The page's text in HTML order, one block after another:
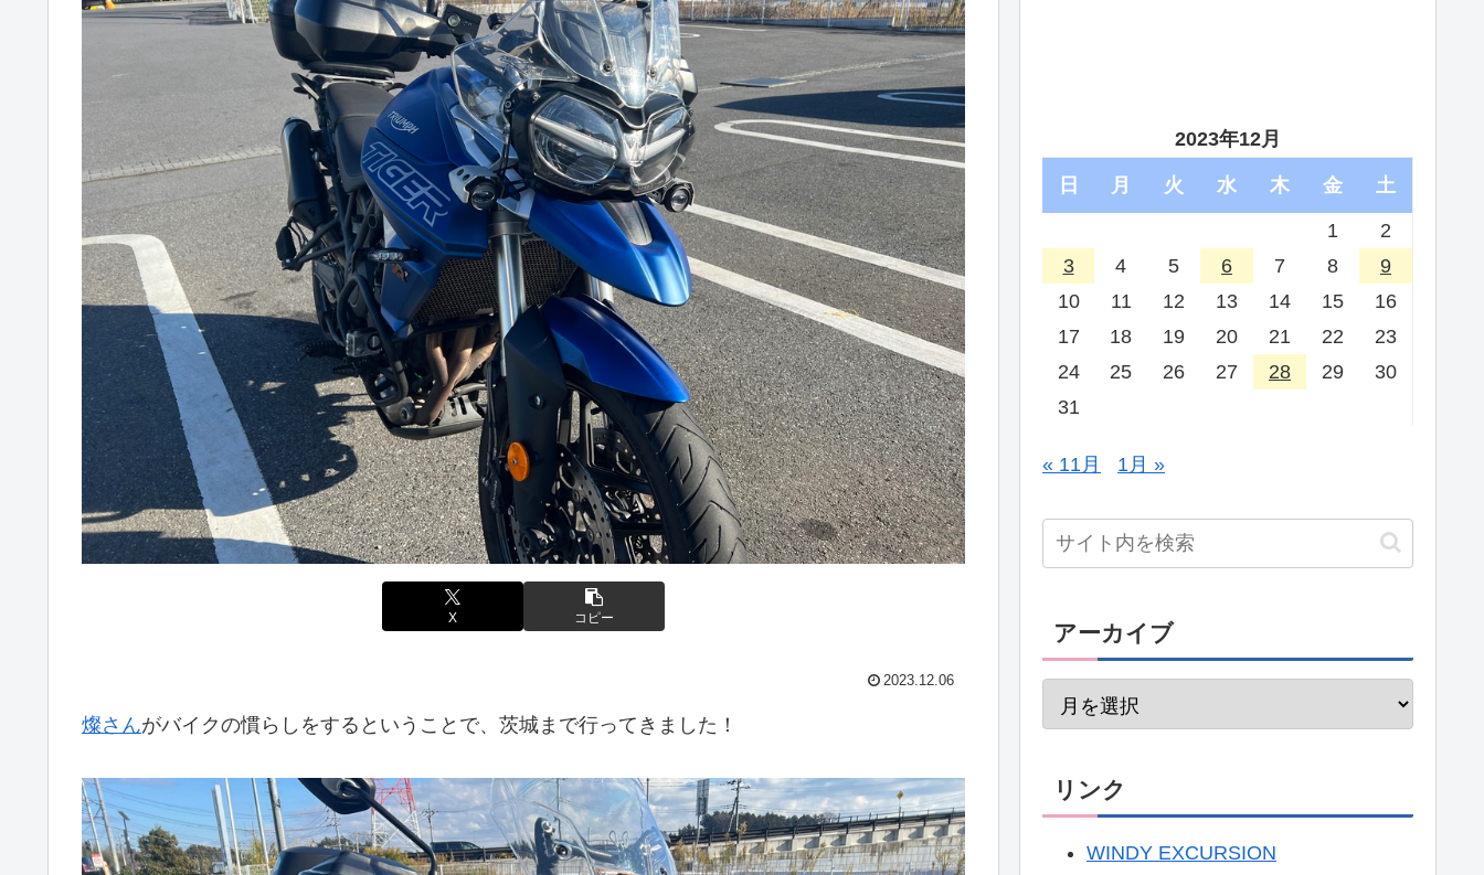
X コピー
2023.12.06
燦さんがバイクの慣らしをするということで、茨城まで行ってきました！
2023年12月
日 月 火 水 木 金 土
1
2
3
4 5 6 7 8
9
10
11 12 13 14 15
16
17
18 19 20 21 22
23
24
25 26 27 28 29
30
31
« 11月 1月 »
アーカイブ
リンク
WINDY EXCURSION